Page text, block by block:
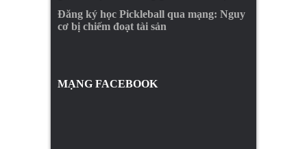
Đăng ký học Pickleball qua mạng: Nguy
cơ bị chiếm đoạt tài sản
MẠNG FACEBOOK